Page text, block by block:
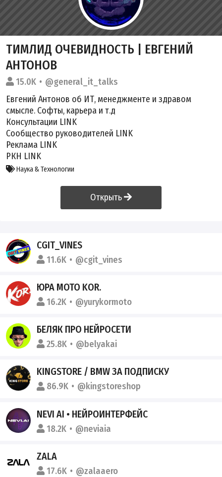
ТИМЛИД ОЧЕВИДНОСТЬ | ЕВГЕНИЙ
АНТОНОВ
15.0K
@general_it_talks
Евгений Антонов об ИТ, менеджменте и здравом
смысле. Софты, карьера и т.д
Консультации LINK
Сообщество руководителей LINK
Реклама LINK
РКН LINK
Наука & Технологии
Открыть
CGIT_VINES
11.6K @cgit_vines
ЮРА MOTO KOR.
16.2K @yurykormoto
БЕЛЯК ПРО НЕЙРОСЕТИ
25.8K @belyakai
KINGSTORE / BMW ЗА ПОДПИСКУ
86.9K @kingstoreshop
NEVI AI • НЕЙРОИНТЕРФЕЙС
18.2K @neviaia
ZALA
17.6K @zalaaero